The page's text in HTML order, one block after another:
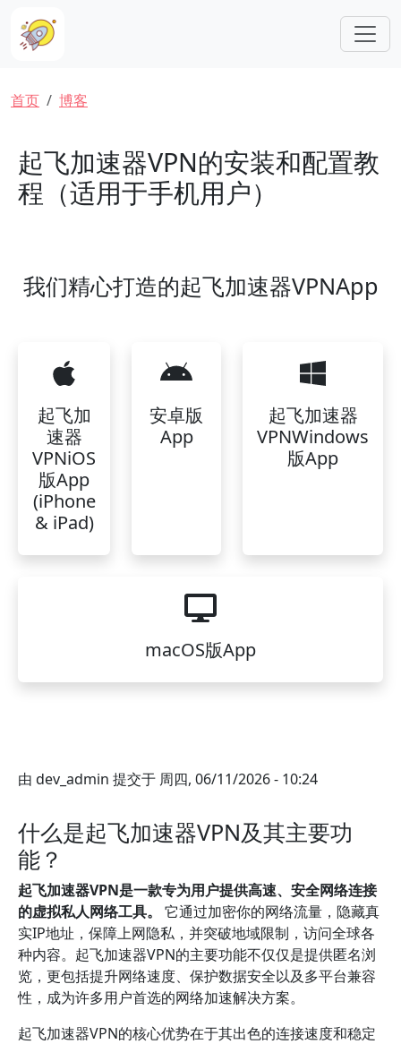
面包屑
首页 博客
起飞加速器VPN的安装和配置教
程（适用于手机用户）
我们精心打造的起飞加速器VPNApp
起飞加
速器
VPNiOS
版App
(iPhone
& iPad)
安卓版
App
起飞加速器
VPNWindows
版App
macOS版App
由 dev_admin 提交于 周四, 06/11/2026 - 10:24
什么是起飞加速器VPN及其主要功
能？
起飞加速器VPN是一款专为用户提供高速、安全网络连接
的虚拟私人网络工具。
它通过加密你的网络流量，隐藏真
实IP地址，保障上网隐私，并突破地域限制，访问全球各
种内容。起飞加速器VPN的主要功能不仅仅是提供匿名浏
览，更包括提升网络速度、保护数据安全以及多平台兼容
性，成为许多用户首选的网络加速解决方案。
起飞加速器VPN的核心优势在于其出色的连接速度和稳定